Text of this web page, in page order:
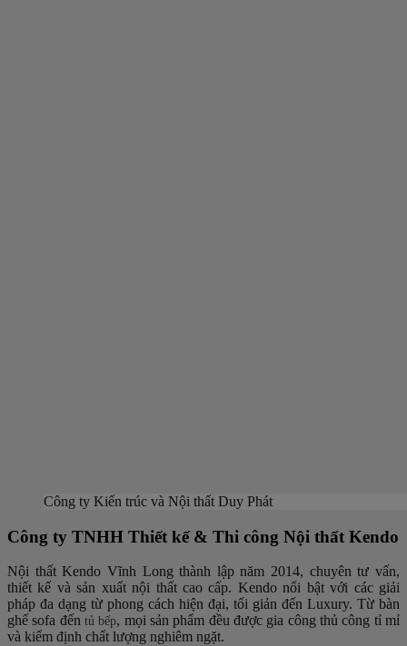
Công ty Kiến trúc và Nội thất Duy Phát
Công ty TNHH Thiết kế & Thi công Nội thất Kendo
Nội thất Kendo Vĩnh Long thành lập năm 2014, chuyên tư vấn,
thiết kế và sản xuất nội thất cao cấp. Kendo nổi bật với các giải
pháp đa dạng từ phong cách hiện đại, tối giản đến Luxury. Từ bàn
ghế sofa đến tủ bếp, mọi sản phẩm đều được gia công thủ công tỉ mỉ
và kiểm định chất lượng nghiêm ngặt.